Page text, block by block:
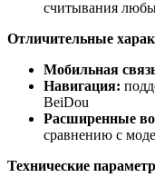
считывания
Отличительные
Мобильная
Навигация:
BeiDou
Расширенные
сравнению с
Технические